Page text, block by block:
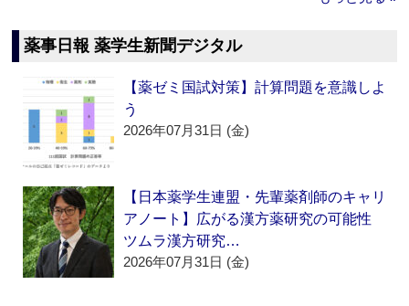
薬事日報 薬学生新聞デジタル
【薬ゼミ国試対策】計算問題を意識しよ
う
2026年07月31日 (金)
【日本薬学生連盟・先輩薬剤師のキャリ
アノート】広がる漢方薬研究の可能性
ツムラ漢方研究…
2026年07月31日 (金)